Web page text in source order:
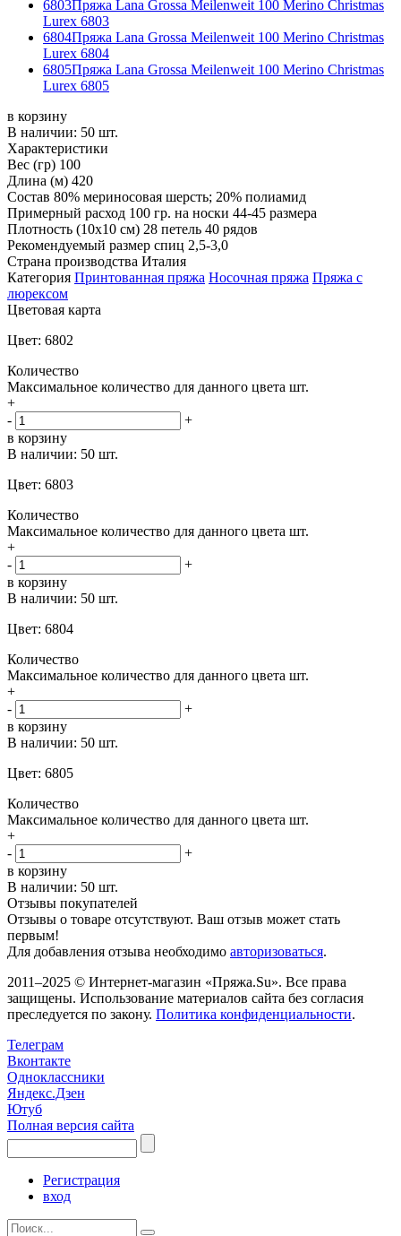
6803Пряжа Lana Grossa Meilenweit 100 Merino Christmas
Lurex 6803
6804Пряжа Lana Grossa Meilenweit 100 Merino Christmas
Lurex 6804
6805Пряжа Lana Grossa Meilenweit 100 Merino Christmas
Lurex 6805
в корзину
В наличии: 50 шт.
Характеристики
Вес (гр) 100
Длина (м) 420
Состав 80% мериносовая шерсть; 20% полиамид
Примерный расход 100 гр. на носки 44-45 размера
Плотность (10x10 см) 28 петель 40 рядов
Рекомендуемый размер спиц 2,5-3,0
Страна производства Италия
Категория Принтованная пряжа Носочная пряжа Пряжа с
люрексом
Цветовая карта
Цвет: 6802
Количество
Максимальное количество для данного цвета шт.
+
-
+
в корзину
В наличии: 50 шт.
Цвет: 6803
Количество
Максимальное количество для данного цвета шт.
+
-
+
в корзину
В наличии: 50 шт.
Цвет: 6804
Количество
Максимальное количество для данного цвета шт.
+
-
+
в корзину
В наличии: 50 шт.
Цвет: 6805
Количество
Максимальное количество для данного цвета шт.
+
-
+
в корзину
В наличии: 50 шт.
Отзывы покупателей
Отзывы о товаре отсутствуют. Ваш отзыв может стать
первым!
Для добавления отзыва необходимо авторизоваться.
2011–2025 © Интернет-магазин «Пряжа.Su». Все права
защищены. Использование материалов сайта без согласия
преследуется по закону. Политика конфиденциальности.
Телеграм
Вконтакте
Одноклассники
Яндекс.Дзен
Ютуб
Полная версия сайта
Регистрация
вход